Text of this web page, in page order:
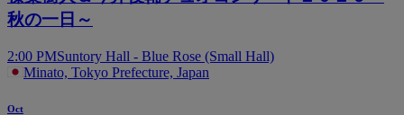
秋の一日～
2:00 PMSuntory Hall - Blue Rose (Small Hall)
Minato, Tokyo Prefecture, Japan
Oct